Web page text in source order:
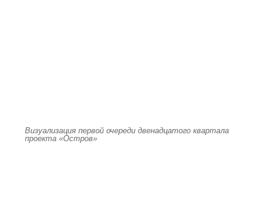
Визуализация первой очереди двенадцатого квартала
проекта «Остров»